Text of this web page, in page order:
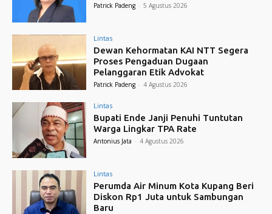
Patrick Padeng - 5 Agustus 2026
Lintas
Dewan Kehormatan KAI NTT Segera
Proses Pengaduan Dugaan
Pelanggaran Etik Advokat
Patrick Padeng - 4 Agustus 2026
Lintas
Bupati Ende Janji Penuhi Tuntutan
Warga Lingkar TPA Rate
Antonius Jata - 4 Agustus 2026
Lintas
Perumda Air Minum Kota Kupang Beri
Diskon Rp1 Juta untuk Sambungan
Baru